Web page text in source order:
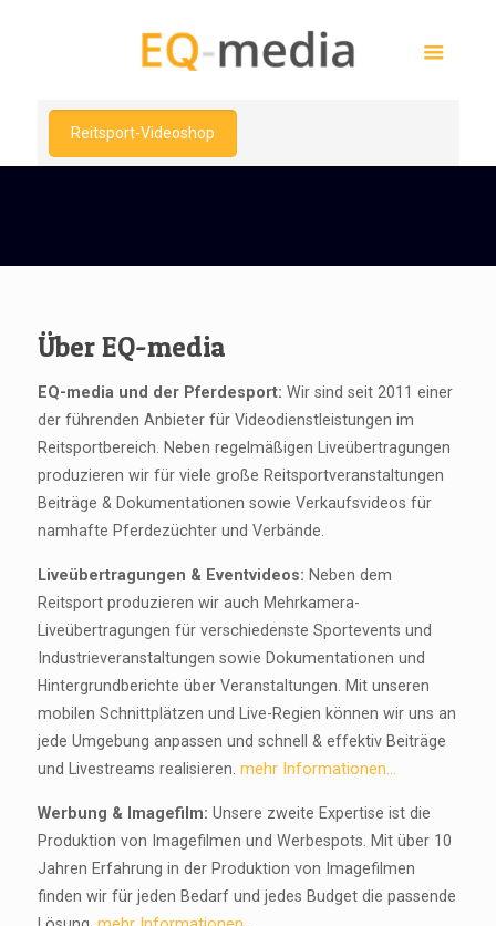
Reitsport-Videoshop
Über EQ-media
EQ-media und der Pferdesport: Wir sind seit 2011 einer
der führenden Anbieter für Videodienstleistungen im
Reitsportbereich. Neben regelmäßigen Liveübertragungen
produzieren wir für viele große Reitsportveranstaltungen
Beiträge & Dokumentationen sowie Verkaufsvideos für
namhafte Pferdezüchter und Verbände.
Liveübertragungen & Eventvideos: Neben dem
Reitsport produzieren wir auch Mehrkamera-
Liveübertragungen für verschiedenste Sportevents und
Industrieveranstaltungen sowie Dokumentationen und
Hintergrundberichte über Veranstaltungen. Mit unseren
mobilen Schnittplätzen und Live-Regien können wir uns an
jede Umgebung anpassen und schnell & effektiv Beiträge
und Livestreams realisieren. mehr Informationen...
Werbung & Imagefilm: Unsere zweite Expertise ist die
Produktion von Imagefilmen und Werbespots. Mit über 10
Jahren Erfahrung in der Produktion von Imagefilmen
finden wir für jeden Bedarf und jedes Budget die passende